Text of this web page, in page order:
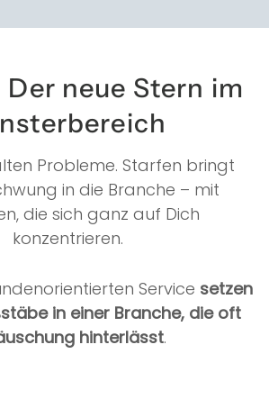
neue Stern im
Probleme. Starfen bringt
in die Branche – mit
die sich ganz auf Dich
konzentrieren.
Service setzen
in einer Branche, die oft
hinterlässt.